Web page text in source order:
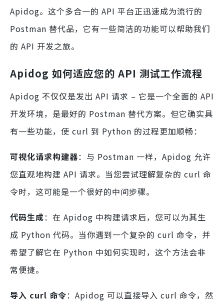
Apidog。这个多合一的 API 平台正迅速成为流行的
Postman 替代品，它有一些简洁的功能可以帮助我们
的 API 开发之旅。
Apidog 如何适应您的 API 测试工作流程
Apidog 不仅仅是发出 API 请求 – 它是一个全面的 API
开发环境，是最好的 Postman 替代方案。但它确实具
有一些功能，使 curl 到 Python 的过程更加顺畅：
可视化请求构建器：与 Postman 一样，Apidog 允许
您直观地构建 API 请求。当您尝试理解复杂的 curl 命
令时，这可能是一个很好的中间步骤。
代码生成：在 Apidog 中构建请求后，您可以为其生
成 Python 代码。当你遇到一个复杂的 curl 命令，并
希望了解它在 Python 中如何实现时，这个方法会非
常便捷。
导入 curl 命令：Apidog 可以直接导入 curl 命令，然